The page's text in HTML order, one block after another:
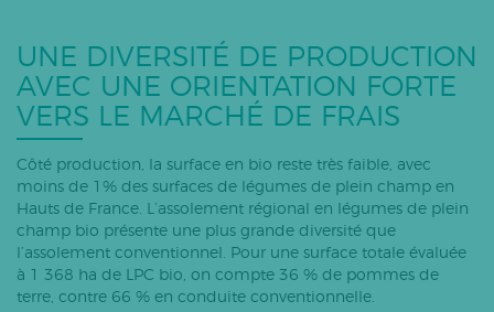
UNE DIVERSITÉ DE PRODUCTION
AVEC UNE ORIENTATION FORTE
VERS LE MARCHÉ DE FRAIS
Côté production, la surface en bio reste très faible, avec
moins de 1% des surfaces de légumes de plein champ en
Hauts de France. L’assolement régional en légumes de plein
champ bio présente une plus grande diversité que
l’assolement conventionnel. Pour une surface totale évaluée
à 1 368 ha de LPC bio, on compte 36 % de pommes de
terre, contre 66 % en conduite conventionnelle.